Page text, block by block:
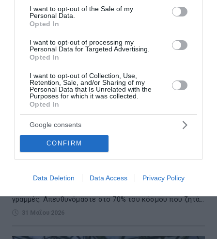
consent section.
I want to opt-out of the Sale of my
Personal Data.
Opted In
I want to opt-out of processing my
Personal Data for Targeted Advertising.
Opted In
I want to opt-out of Collection, Use,
Retention, Sale, and/or Sharing of my
Personal Data that Is Unrelated with the
Purposes for which it was collected.
Opted In
Google consents
CONFIRM
Data Deletion Data Access Privacy Policy
Δούκας: «Δεν αλλάζει ο στόχος, θέλουμε το
ΠΑΣΟΚ πρώτο κόμμα, ακόμη και με μία ψήφο»
«Επειδή υπάρχουν πάρα πολλά κόμματα, θα μετρήσει
γραμμές. Απευθυνόμαστε στο 70% του κόσμου που ζητά...
31 Μαΐου 2026